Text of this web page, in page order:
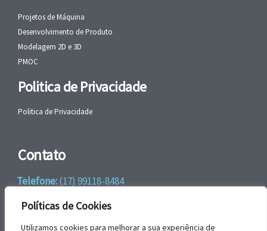
Políticas de Cookies
Utilizamos cookies para melhorar a sua experiência de
Projetos de Máquina
Desenvolvimento de Produto
Modelagem 2D e 3D
PMOC
Politica de Privacidade
Politica de Privacidade
Contato
Telefone:(17) 99118-8484
WhatsApp:+55 (17) 99118-8484
email:faleconosco@gbrengenharia.com